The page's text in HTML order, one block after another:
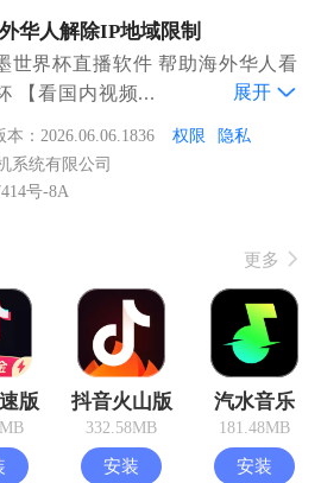
华人解除IP地域限制
世界杯直播软件 帮助海外华人看
国内2026美加墨世界杯 【看国内视频...
展开
本：2026.06.06.1836 权限
隐私
系统有限公司
号-8A
更多
版 抖音火山版
332.58MB
安装
汽水音乐
181.48MB
安装